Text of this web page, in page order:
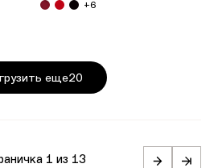
+6
еще20
1 из 13